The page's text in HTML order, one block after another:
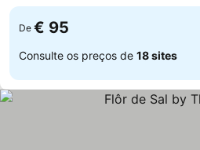
De € 95
Consulte os preços de 18 sites